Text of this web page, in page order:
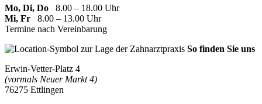
Mo, Di, Do 8.00 – 18.00 Uhr
Mi, Fr 8.00 – 13.00 Uhr
Termine nach Vereinbarung
So finden Sie uns
Erwin-Vetter-Platz 4
(vormals Neuer Markt 4)
76275 Ettlingen